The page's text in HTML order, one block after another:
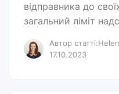
відправника до
загальний ліміт
Автор
17.10.2023